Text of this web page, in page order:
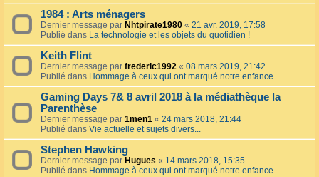
1984 : Arts ménagers
Dernier message par Nhtpirate1980 « 21 avr. 2019, 17:58
Publié dans La technologie et les objets du quotidien !
Keith Flint
Dernier message par frederic1992 « 08 mars 2019, 21:42
Publié dans Hommage à ceux qui ont marqué notre enfance
Gaming Days 7& 8 avril 2018 à la médiathèque la
Parenthèse
Dernier message par 1men1 « 24 mars 2018, 21:44
Publié dans Vie actuelle et sujets divers...
Stephen Hawking
Dernier message par Hugues « 14 mars 2018, 15:35
Publié dans Hommage à ceux qui ont marqué notre enfance